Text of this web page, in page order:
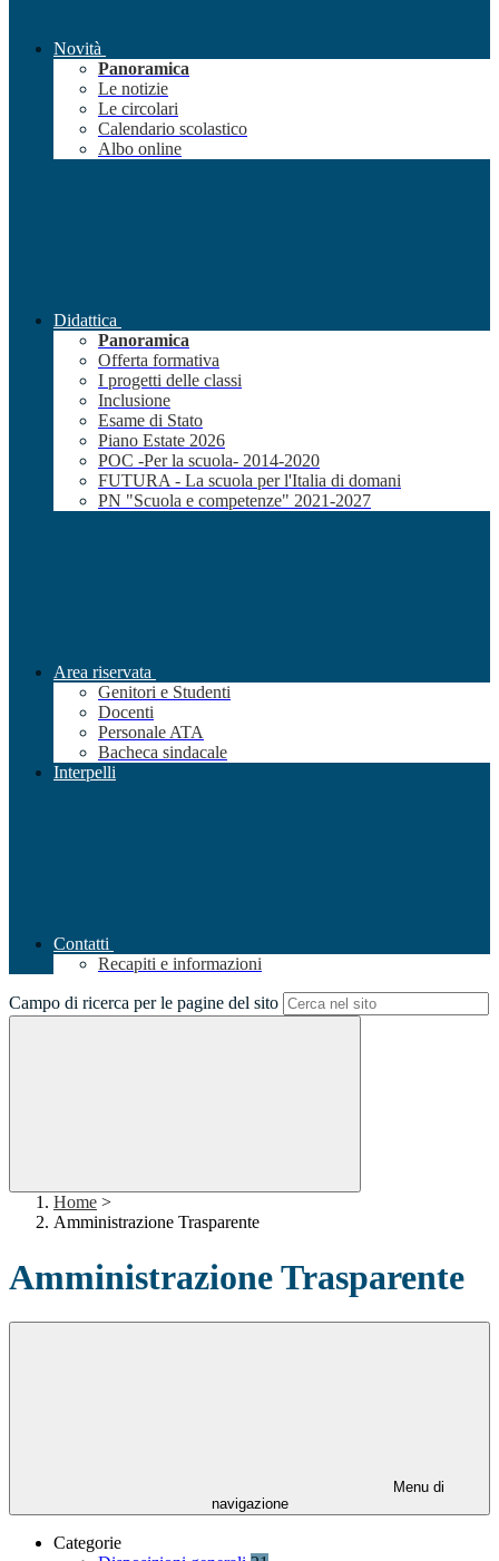
Novità
Panoramica
Le notizie
Le circolari
Calendario scolastico
Albo online
Didattica
Panoramica
Offerta formativa
I progetti delle classi
Inclusione
Esame di Stato
Piano Estate 2026
POC -Per la scuola- 2014-2020
FUTURA - La scuola per l'Italia di domani
PN "Scuola e competenze" 2021-2027
Area riservata
Genitori e Studenti
Docenti
Personale ATA
Bacheca sindacale
Interpelli
Contatti
Recapiti e informazioni
Campo di ricerca per le pagine del sito
Home >
Amministrazione Trasparente
Amministrazione Trasparente
Menu di
navigazione
Categorie